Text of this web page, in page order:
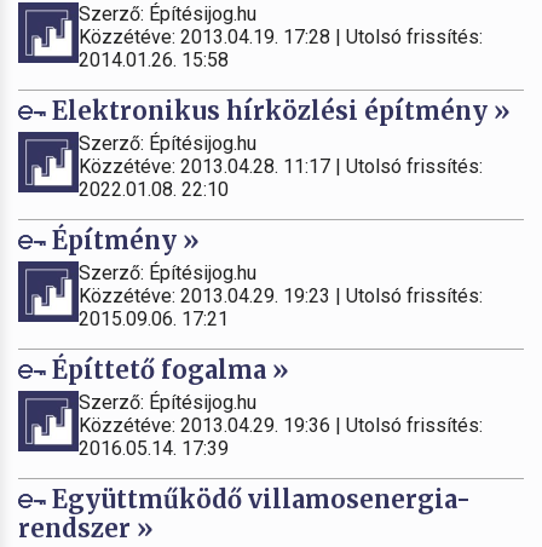
Szerző: Építésijog.hu
Közzétéve: 2013.04.19. 17:28 | Utolsó frissítés:
2014.01.26. 15:58
Elektronikus hírközlési építmény »
Szerző: Építésijog.hu
Közzétéve: 2013.04.28. 11:17 | Utolsó frissítés:
2022.01.08. 22:10
Építmény »
Szerző: Építésijog.hu
Közzétéve: 2013.04.29. 19:23 | Utolsó frissítés:
2015.09.06. 17:21
Építtető fogalma »
Szerző: Építésijog.hu
Közzétéve: 2013.04.29. 19:36 | Utolsó frissítés:
2016.05.14. 17:39
Együttműködő villamosenergia-
rendszer »